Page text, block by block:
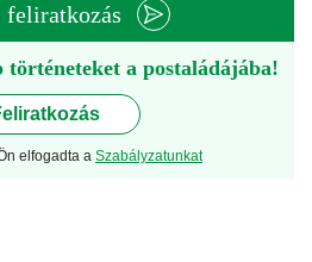
a postaládájába!
elfogadta a Szabályzatunkat